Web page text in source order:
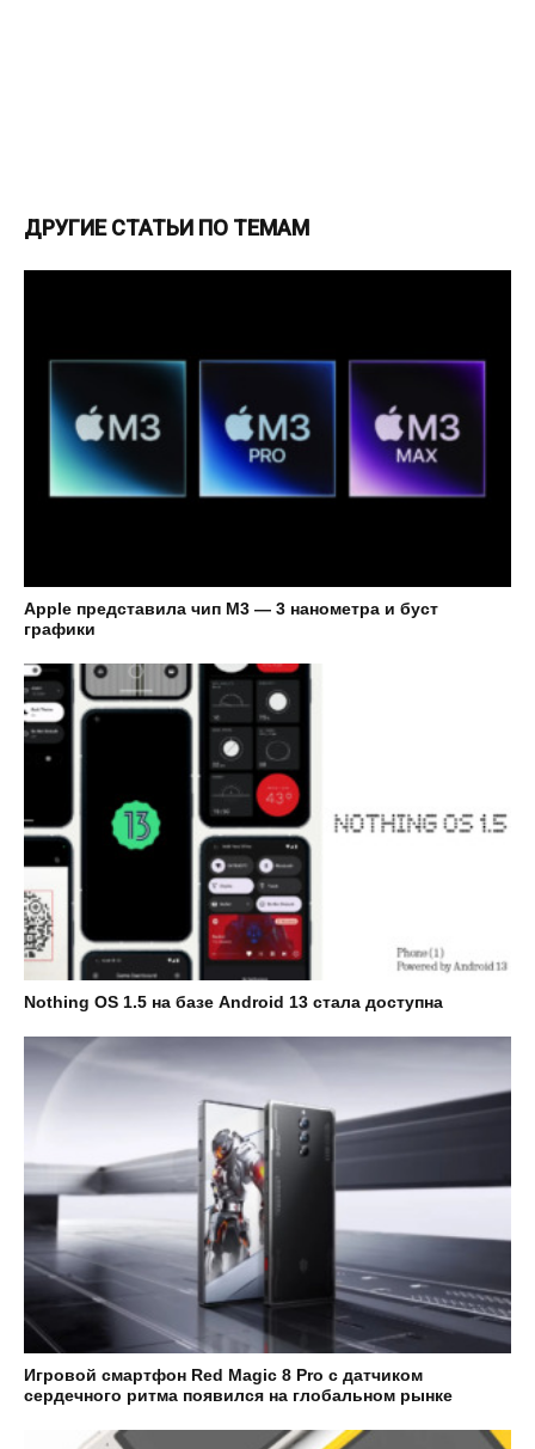
ДРУГИЕ СТАТЬИ ПО ТЕМАМ
Apple представила чип M3 — 3 нанометра и буст
графики
Nothing OS 1.5 на базе Android 13 стала доступна
Игровой смартфон Red Magic 8 Pro с датчиком
сердечного ритма появился на глобальном рынке